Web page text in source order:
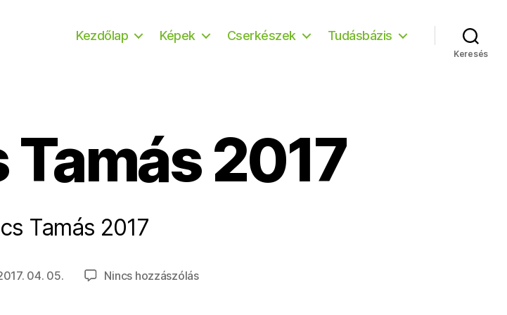
Kezdőlap Képek Cserkészek Tudásbázis
Keresés
2017
Tamás 2017
04. 05. Nincs hozzászólása(z)